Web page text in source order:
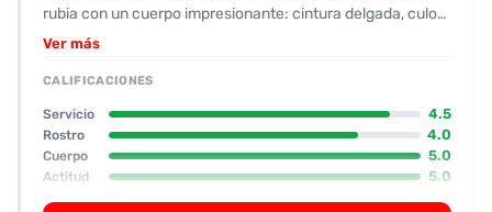
rubia con un cuerpo impresionante: cintura delgada, culote
y pechos “chimbos”, todo lo que el cliente considera
acompañante se muestra muy amable, no crea problemas
y mantiene una disposición relajada durante el encuentro.
Los servicios ofrecidos incluyen besos, mamadas y un oral
muy pulido, con la condición de usar condón; además, se
menciona un juego de posiciones (misionero, boca‑abajo,
y en cuatro) que se adaptó bien al gusto del cliente. El
Ver más
CALIFICACIONES
Servicio 4.5
Rostro 4.0
Cuerpo 5.0
Actitud 5.0